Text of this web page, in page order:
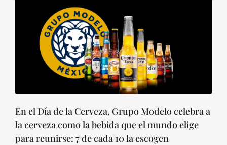
En el Día de la Cerveza, Grupo Modelo celebra a
la cerveza como la bebida que el mundo elige
para reunirse: 7 de cada 10 la escogen